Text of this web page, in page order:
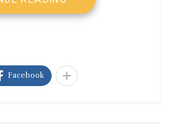
y negocios son de
de la Tierra.
Facebook